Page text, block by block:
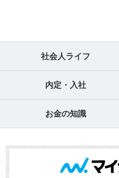
社会人ライフ
内定・入社
お金の知識